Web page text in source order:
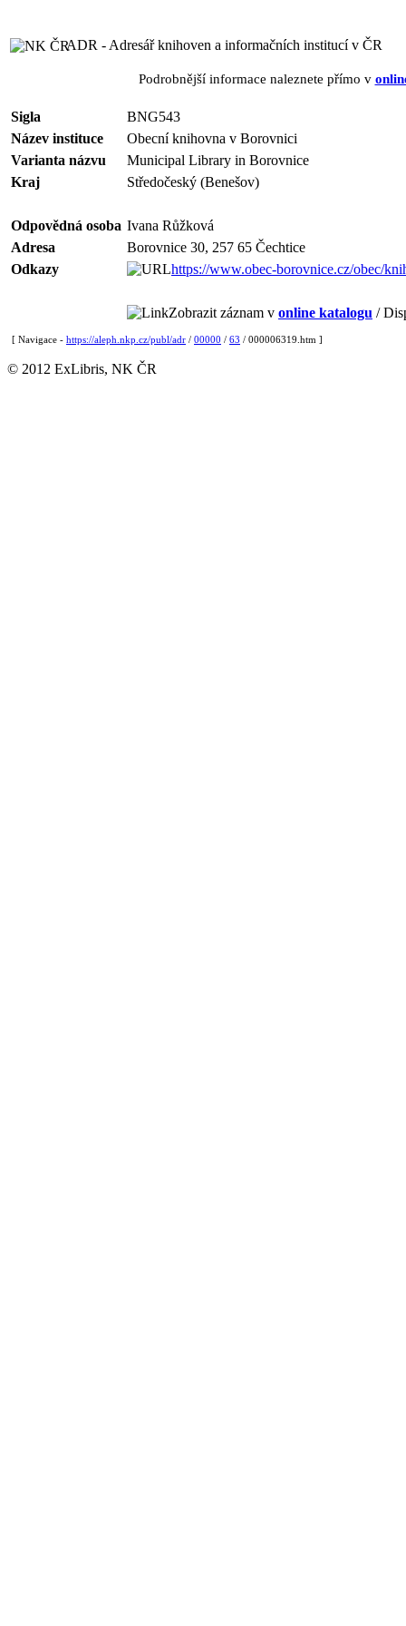
ADR - Adresář knihoven a informačních institucí v ČR
Podrobnější informace naleznete přímo v
Sigla
BNG543
Název instituce
Obecní knihovna v Borovnici
Varianta názvu
Municipal Library in Borovnice
Kraj
Středočeský (Benešov)
Odpovědná osoba Ivana Růžková
Adresa
Borovnice 30, 257 65 Čechtice
Odkazy
https://www.obec-borovnice.cz/obec/
Zobrazit záznam v online katalogu /
[ Navigace - https://aleph.nkp.cz/publ/adr / 00000 / 63 / 000006319.htm ]
© 2012 ExLibris, NK ČR